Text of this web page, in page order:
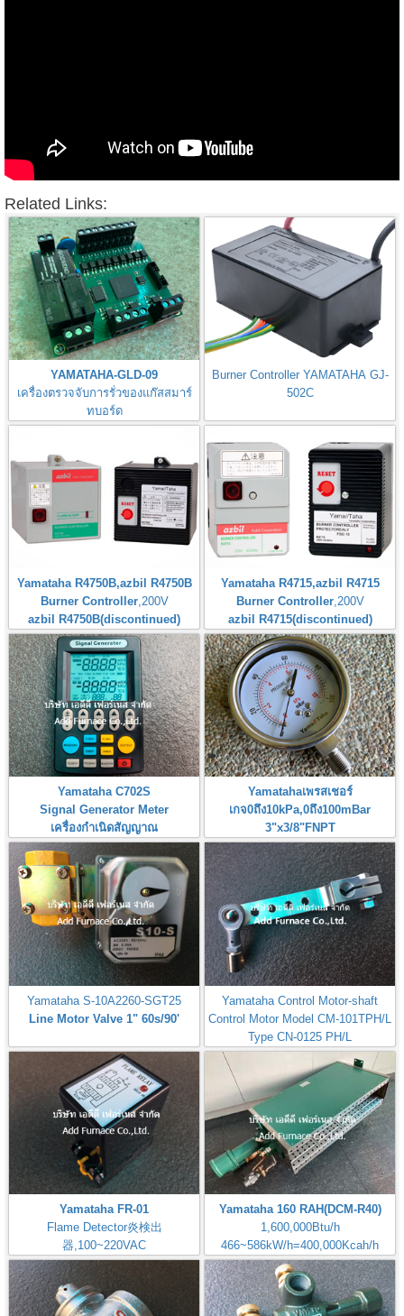
Related Links:
YAMATAHA-GLD-09
เครื่องตรวจจับการรั่วของแก๊สสมาร์
ทบอร์ด
Gas Leak Detector Smart Board
Burner Controller YAMATAHA GJ-
502C
Yamataha R4750B,azbil R4750B
Burner Controller,200V
azbil R4750B(discontinued)
Yamataha R4715,azbil R4715
Burner Controller,200V
azbil R4715(discontinued)
Yamataha C702S
Signal Generator Meter
เครื่องกำเนิดสัญญาณ
Yamatahaเพรสเชอร์
เกจ0ถึง10kPa,0ถึง100mBar
3"x3/8"FNPT
Pressure Gauge 0-10kPa,0-
100mBar
Yamataha S-10A2260-SGT25
Line Motor Valve 1" 60s/90'
Yamataha Control Motor-shaft
Control Motor Model CM-101TPH/L
Type CN-0125 PH/L
MODEL-CM-101TPH/L-B7I
Yamataha FR-01
Flame Detector炎検出
器,100~220VAC
Check: Flame Rod
Yamataha 160 RAH(DCM-R40)
1,600,000Btu/h
466~586kW/h=400,000Kcah/h
Airheat:Max Temperature
400℃,750℉